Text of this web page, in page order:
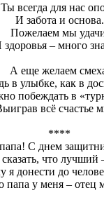
Ты всегда для нас
И забота и основа.
Пожелаем мы
здоровья – много
А еще желаем
в улыбке, как в
побеждать в
всё счастье
****
С днем
что лучший
я донести до
папа у меня – отец